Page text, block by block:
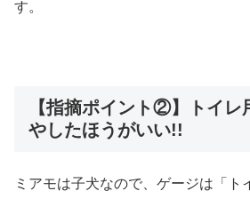
す。
【指摘ポイント②】トイレ
やしたほうがいい!!
ミアモは子犬なので、ゲージは「ト